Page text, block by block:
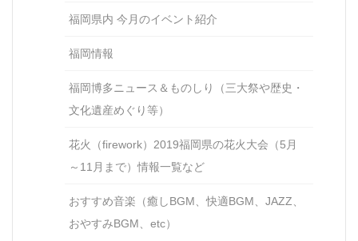
福岡県内 今月のイベント紹介
福岡情報
福岡博多ニュース＆ものしり（三大祭や歴史・
文化遺産めぐり等）
花火（firework）2019福岡県の花火大会（5月
～11月まで）情報一覧など
おすすめ音楽（癒しBGM、快適BGM、JAZZ、
おやすみBGM、etc）